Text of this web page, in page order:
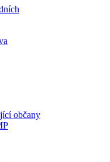
občany